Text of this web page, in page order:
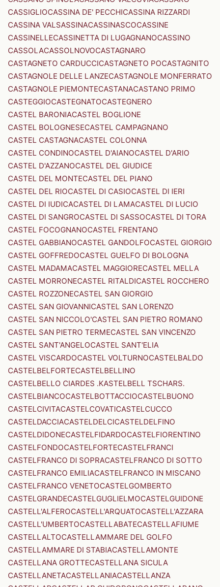
CASSIGLIOCASSINA DE' PECCHICASSINA RIZZARDI
CASSINA VALSASSINACASSINASCOCASSINE
CASSINELLECASSINETTA DI LUGAGNANOCASSINO
CASSOLACASSOLNOVOCASTAGNARO
CASTAGNETO CARDUCCICASTAGNETO POCASTAGNITO
CASTAGNOLE DELLE LANZECASTAGNOLE MONFERRATO
CASTAGNOLE PIEMONTECASTANACASTANO PRIMO
CASTEGGIOCASTEGNATOCASTEGNERO
CASTEL BARONIACASTEL BOGLIONE
CASTEL BOLOGNESECASTEL CAMPAGNANO
CASTEL CASTAGNACASTEL COLONNA
CASTEL CONDINOCASTEL D'AIANOCASTEL D'ARIO
CASTEL D'AZZANOCASTEL DEL GIUDICE
CASTEL DEL MONTECASTEL DEL PIANO
CASTEL DEL RIOCASTEL DI CASIOCASTEL DI IERI
CASTEL DI IUDICACASTEL DI LAMACASTEL DI LUCIO
CASTEL DI SANGROCASTEL DI SASSOCASTEL DI TORA
CASTEL FOCOGNANOCASTEL FRENTANO
CASTEL GABBIANOCASTEL GANDOLFOCASTEL GIORGIO
CASTEL GOFFREDOCASTEL GUELFO DI BOLOGNA
CASTEL MADAMACASTEL MAGGIORECASTEL MELLA
CASTEL MORRONECASTEL RITALDICASTEL ROCCHERO
CASTEL ROZZONECASTEL SAN GIORGIO
CASTEL SAN GIOVANNICASTEL SAN LORENZO
CASTEL SAN NICCOLO'CASTEL SAN PIETRO ROMANO
CASTEL SAN PIETRO TERMECASTEL SAN VINCENZO
CASTEL SANT'ANGELOCASTEL SANT'ELIA
CASTEL VISCARDOCASTEL VOLTURNOCASTELBALDO
CASTELBELFORTECASTELBELLINO
CASTELBELLO CIARDES .KASTELBELL TSCHARS.
CASTELBIANCOCASTELBOTTACCIOCASTELBUONO
CASTELCIVITACASTELCOVATICASTELCUCCO
CASTELDACCIACASTELDELCICASTELDELFINO
CASTELDIDONECASTELFIDARDOCASTELFIORENTINO
CASTELFONDOCASTELFORTECASTELFRANCI
CASTELFRANCO DI SOPRACASTELFRANCO DI SOTTO
CASTELFRANCO EMILIACASTELFRANCO IN MISCANO
CASTELFRANCO VENETOCASTELGOMBERTO
CASTELGRANDECASTELGUGLIELMOCASTELGUIDONE
CASTELL'ALFEROCASTELL'ARQUATOCASTELL'AZZARA
CASTELL'UMBERTOCASTELLABATECASTELLAFIUME
CASTELLALTOCASTELLAMMARE DEL GOLFO
CASTELLAMMARE DI STABIACASTELLAMONTE
CASTELLANA GROTTECASTELLANA SICULA
CASTELLANETACASTELLANIACASTELLANZA